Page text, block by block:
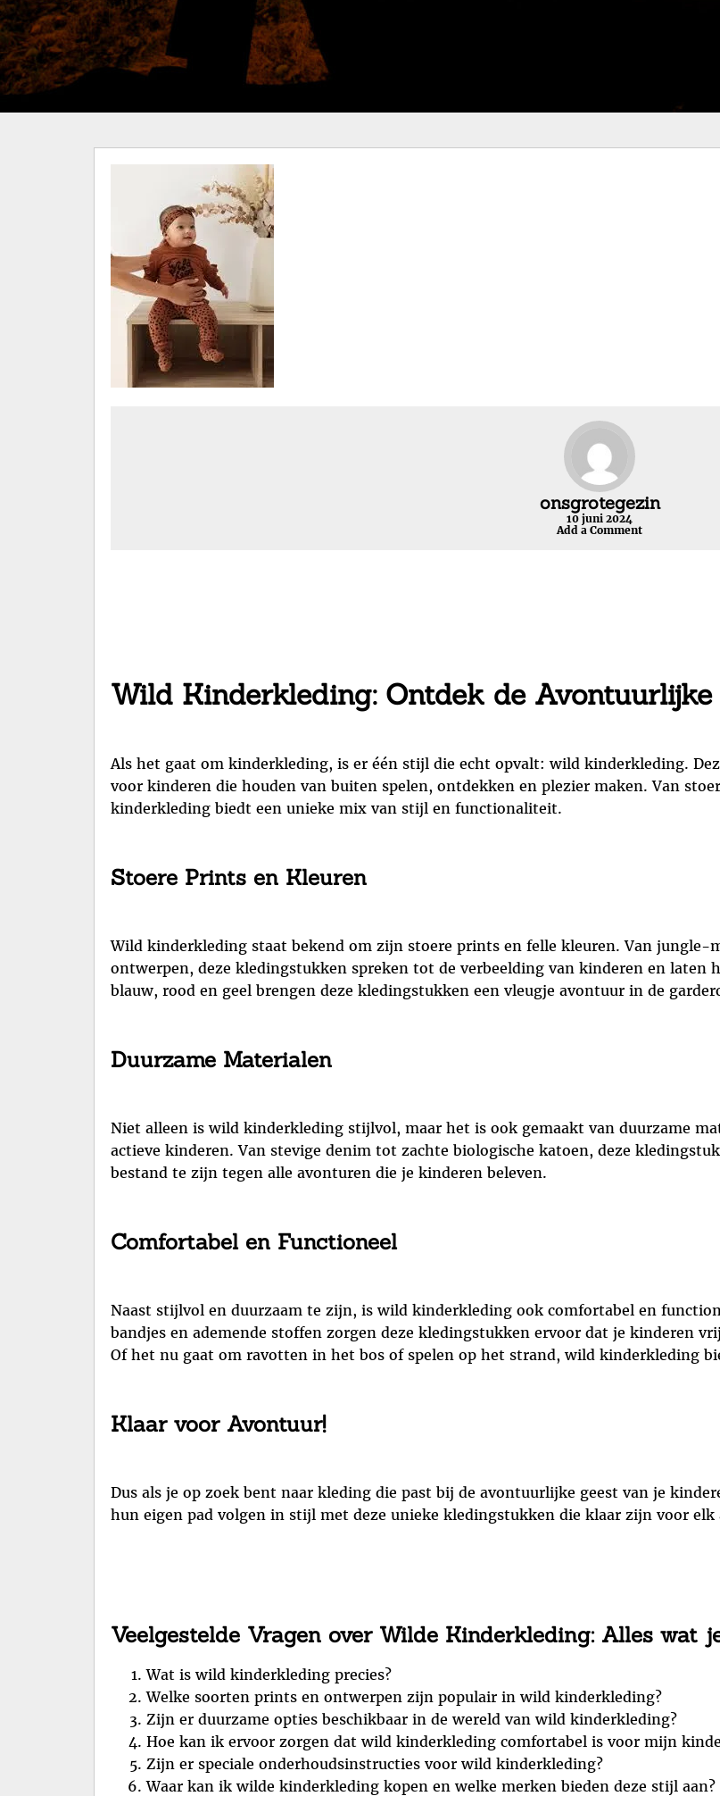
onsgrotegezin
10 juni 2024
Add a Comment
Wild Kinderkleding: Ontdek de
Als het gaat om kinderkleding, is er één stijl die echt opvalt: wild kinderkleding.
voor kinderen die houden van buiten spelen, ontdekken en plezier maken. Van
kinderkleding biedt een unieke mix van stijl en functionaliteit.
Stoere Prints en Kleuren
Wild kinderkleding staat bekend om zijn stoere prints en felle kleuren. Van
ontwerpen, deze kledingstukken spreken tot de verbeelding van kinderen en
blauw, rood en geel brengen deze kledingstukken een vleugje avontuur in de
Duurzame Materialen
Niet alleen is wild kinderkleding stijlvol, maar het is ook gemaakt van duurzame
actieve kinderen. Van stevige denim tot zachte biologische katoen, deze
bestand te zijn tegen alle avonturen die je kinderen beleven.
Comfortabel en Functioneel
Naast stijlvol en duurzaam te zijn, is wild kinderkleding ook comfortabel en
bandjes en ademende stoffen zorgen deze kledingstukken ervoor dat je kinderen
Of het nu gaat om ravotten in het bos of spelen op het strand, wild kinderkleding
Klaar voor Avontuur!
Dus als je op zoek bent naar kleding die past bij de avontuurlijke geest van je
hun eigen pad volgen in stijl met deze unieke kledingstukken die klaar zijn voor
Veelgestelde Vragen over Wilde Kinderkleding: Alles wat
Wat is wild kinderkleding precies?
Welke soorten prints en ontwerpen zijn populair in wild kinderkleding?
Zijn er duurzame opties beschikbaar in de wereld van wild kinderkleding?
Hoe kan ik ervoor zorgen dat wild kinderkleding comfortabel is voor mijn
Zijn er speciale onderhoudsinstructies voor wild kinderkleding?
Waar kan ik wilde kinderkleding kopen en welke merken bieden deze stijl aan?